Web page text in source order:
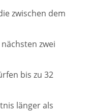
zwischen dem
zwei
bis zu 32
länger als